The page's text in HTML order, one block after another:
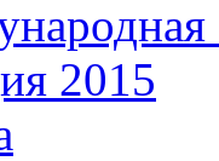
2015